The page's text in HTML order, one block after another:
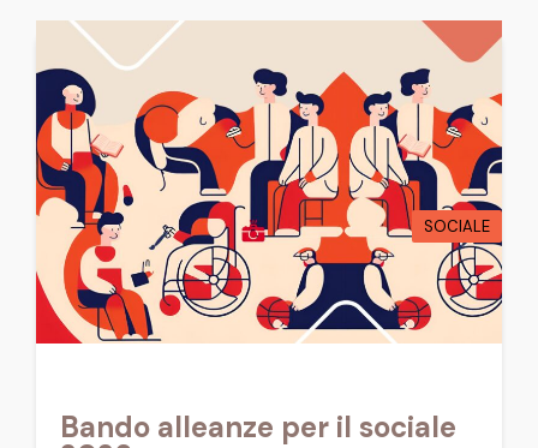
Bando alleanze per il sociale
SOCIALE